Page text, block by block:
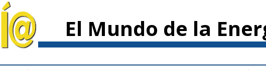
principal
El Mundo de la